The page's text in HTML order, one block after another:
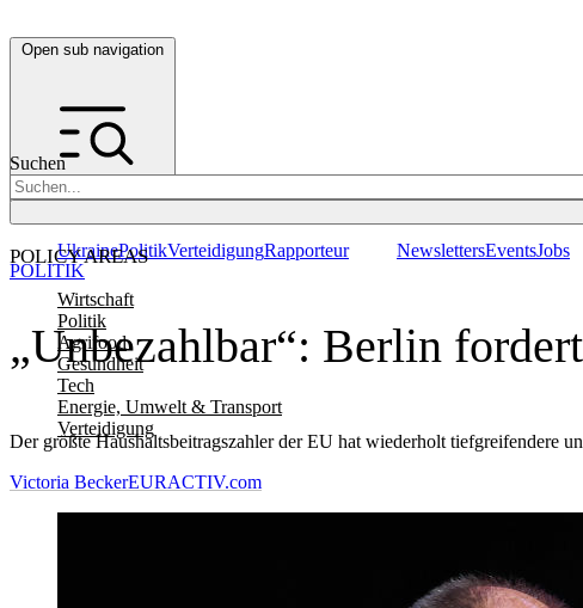
Open sub navigation
Suchen
POLICY AREAS
Wirtschaft
Politik
Agrifood
Gesundheit
Tech
Energie, Umwelt & Transport
Verteidigung
UkrainePolitikVerteidigungRapporteur NewslettersEventsJobs
„Unbezahlbar“: Berlin
Der größte Haushaltsbeitragszahler der EU hat wiederholt tiefgreifendere
POLITIK
Victoria BeckerEURACTIV.com